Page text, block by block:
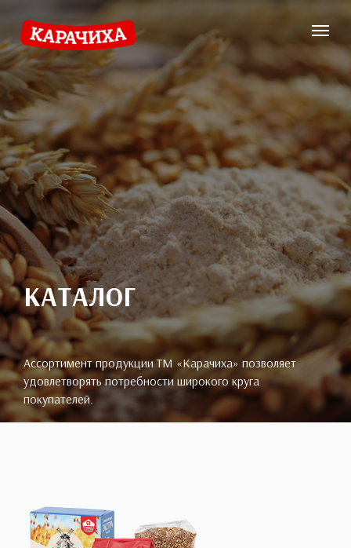
КАТАЛОГ
Ассортимент продукции ТМ «Карачиха» позволяет
удовлетворять потребности широкого круга
покупателей.